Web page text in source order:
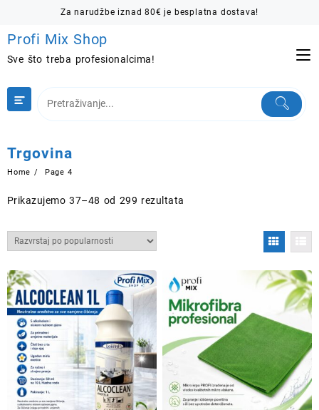
content
Za narudžbe iznad 80€ je besplatna dostava!
Profi Mix Shop
Sve što treba profesionalcima!
Trgovina
Home Page 4
Prikazujemo 37–48 od 299 rezultata